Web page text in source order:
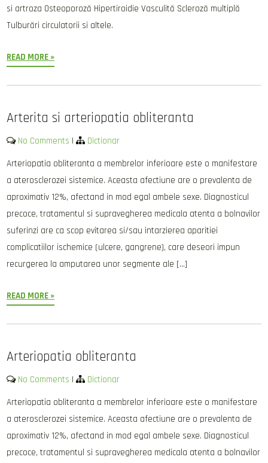
si artroza Osteoporoză Hipertiroidie Vasculită Scleroză multiplă
Tulburări circulatorii si altele.
READ MORE »
Arterita si arteriopatia obliteranta
No Comments |
Dictionar
Arteriopatia obliteranta a membrelor inferioare este o manifestare
a aterosclerozei sistemice. Aceasta afectiune are o prevalenta de
aproximativ 12%, afectand in mod egal ambele sexe. Diagnosticul
precoce, tratamentul si supravegherea medicala atenta a bolnavilor
suferinzi are ca scop evitarea si/sau intarzierea aparitiei
complicatiilor ischemice (ulcere, gangrene), care deseori impun
recurgerea la amputarea unor segmente ale […]
READ MORE »
Arteriopatia obliteranta
No Comments |
Dictionar
Arteriopatia obliteranta a membrelor inferioare este o manifestare
a aterosclerozei sistemice. Aceasta afectiune are o prevalenta de
aproximativ 12%, afectand in mod egal ambele sexe. Diagnosticul
precoce, tratamentul si supravegherea medicala atenta a bolnavilor